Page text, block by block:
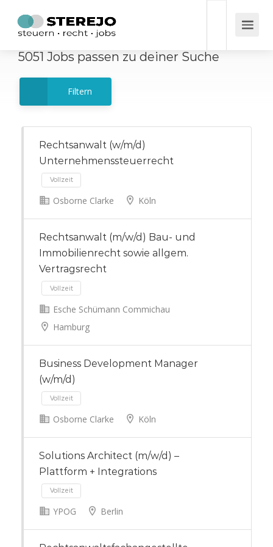
5051 Jobs passen zu deiner Suche
Filtern
Rechtsanwalt (w/m/d)
Unternehmenssteuerrecht
Osborne Clarke Köln
Rechtsanwalt (m/w/d) Bau- und
Immobilienrecht sowie allgem.
Vertragsrecht
Esche Schümann Commichau
Hamburg
Business Development Manager
(w/m/d)
Vollzeit
Osborne Clarke Köln
Solutions Architect (m/w/d) –
Plattform + Integrations
YPOG Berlin